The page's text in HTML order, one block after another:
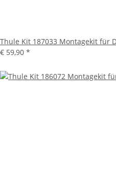
Thule Kit 187033 Montagekit für
€ 59,90 *